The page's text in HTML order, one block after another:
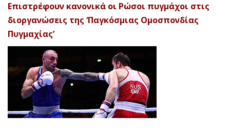
Επιστρέφουν κανονικά οι Ρώσοι πυγμάχοι στις
διοργανώσεις της ‘Παγκόσμιας Ομοσπονδίας
Πυγμαχίας’